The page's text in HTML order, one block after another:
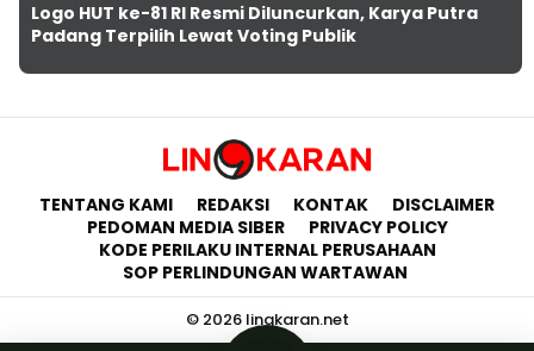
Logo HUT ke-81 RI Resmi Diluncurkan, Karya Putra
Padang Terpilih Lewat Voting Publik
TENTANG KAMI REDAKSI KONTAK
DISCLAIMER
PEDOMAN MEDIA SIBER
PRIVACY POLICY
KODE PERILAKU INTERNAL PERUSAHAAN
SOP PERLINDUNGAN WARTAWAN
© 2026 lingkaran.net